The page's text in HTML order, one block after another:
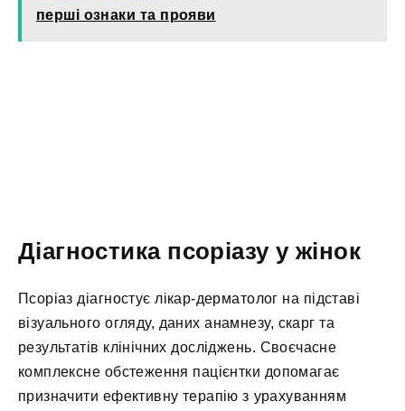
перші ознаки та прояви
Діагностика псоріазу у жінок
Псоріаз діагностує лікар-дерматолог на підставі
візуального огляду, даних анамнезу, скарг та
результатів клінічних досліджень. Своєчасне
комплексне обстеження пацієнтки допомагає
призначити ефективну терапію з урахуванням